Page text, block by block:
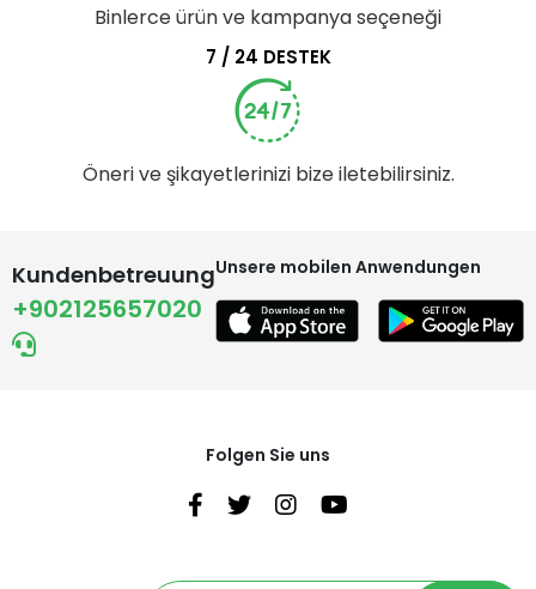
Binlerce ürün ve kampanya seçeneği
7 / 24 DESTEK
Öneri ve şikayetlerinizi bize iletebilirsiniz.
Kundenbetreuung
+902125657020
Unsere mobilen Anwendungen
Folgen Sie uns